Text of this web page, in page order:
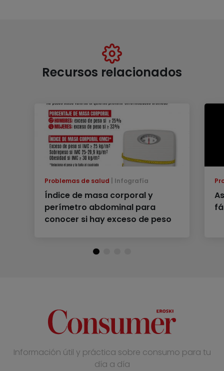
Recursos relacionados
Problemas de salud Infografía
Índice de masa corporal y
perímetro abdominal para
conocer si hay exceso de peso
Información útil y práctica sobre consumo para tu
día a día